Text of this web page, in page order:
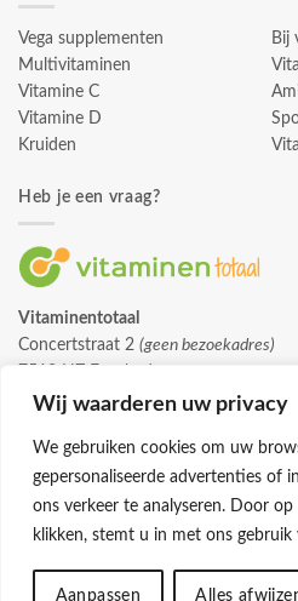
Wij waarderen uw privacy
We gebruiken cookies om uw
gepersonaliseerde advertenties of
ons verkeer te analyseren. Door
klikken, stemt u in met ons gebruik
Aanpassen Alles
Vega supplementen
Multivitaminen
Vitamine C
Vitamine D
Kruiden
Bij
Heb je een vraag?
Vitaminentotaal
Concertstraat 2 (geen bezoekadres)
info@vitaminentotaal.nl